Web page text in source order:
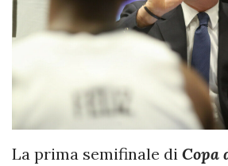
La prima semifinale di Copa